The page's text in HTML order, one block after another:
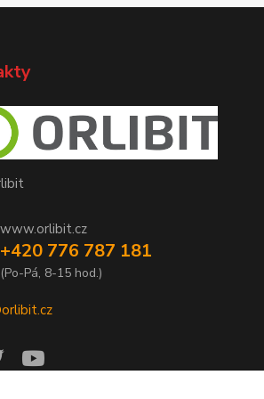
www.orlibit.cz
+420 776 787 181
(Po-Pá, 8-15 hod.)